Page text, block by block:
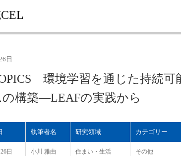
日
環境学習を通じた持続可
の構築―LEAFの実践から
執筆者名 研究領域 カテゴリー
日 小川 雅由 住まい・生活 その他